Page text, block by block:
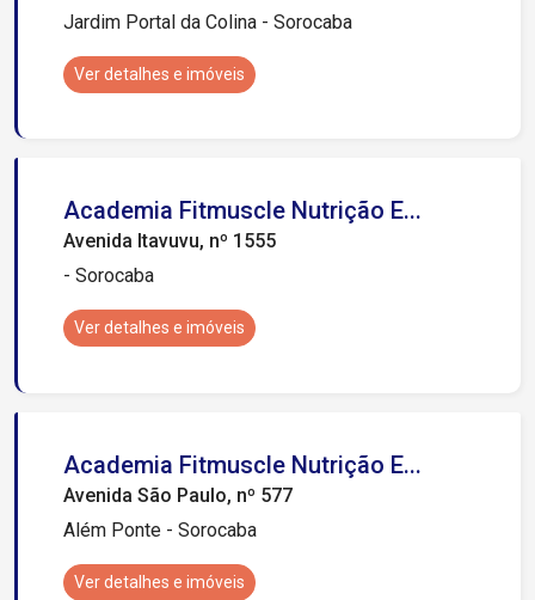
Jardim Portal da Colina - Sorocaba
Ver detalhes e imóveis
Academia Fitmuscle Nutrição E...
Avenida Itavuvu, nº 1555
- Sorocaba
Ver detalhes e imóveis
Academia Fitmuscle Nutrição E...
Avenida São Paulo, nº 577
Além Ponte - Sorocaba
Ver detalhes e imóveis